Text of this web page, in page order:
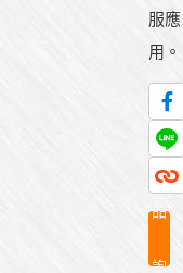
服應
用。
產
品
詢